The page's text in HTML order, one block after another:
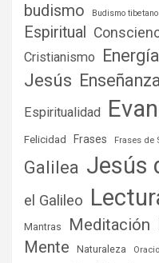
budismo Budismo tibetano
Espiritual
Cristianismo Energía
Jesús
Espiritualidad
Felicidad Frases Frases de
Galilea Jesús
el Galileo
Mantras Meditación
Mente
Naturaleza